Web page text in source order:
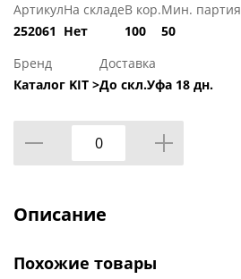
Артикул
252061
На складе
Нет
В кор.
100
Мин. партия
50
Бренд
Каталог KIT >
Доставка
До скл.Уфа 18 дн.
Описание
Похожие товары